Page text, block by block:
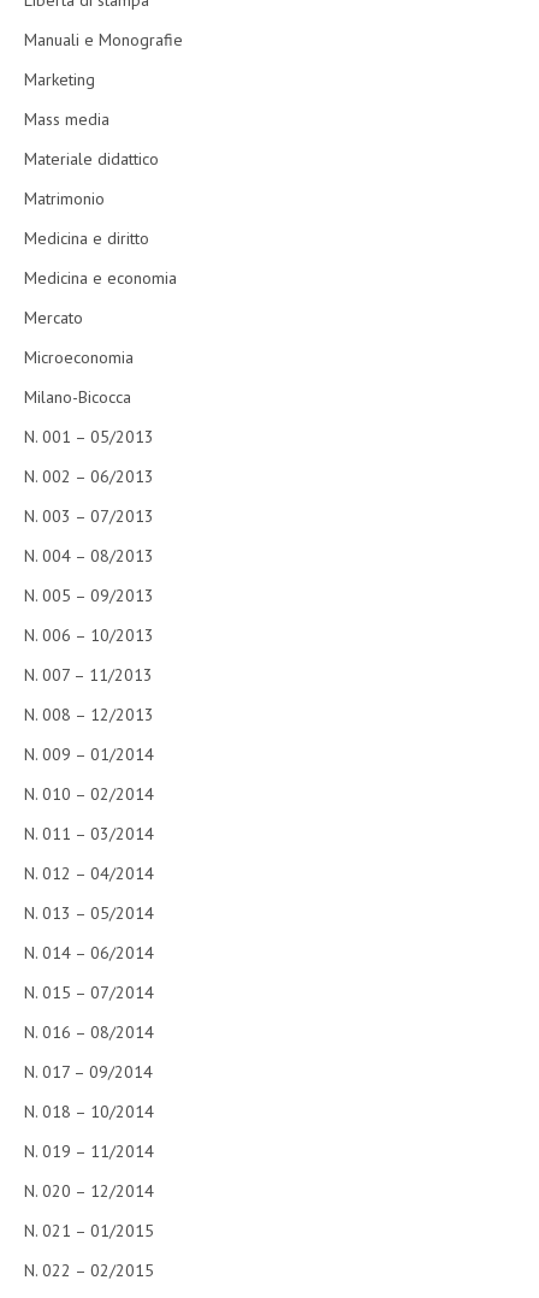
Manuali e Monografie
Marketing
Mass media
Materiale didattico
Matrimonio
Medicina e diritto
Medicina e economia
Mercato
Microeconomia
Milano-Bicocca
N. 001 – 05/2013
N. 002 – 06/2013
N. 003 – 07/2013
N. 004 – 08/2013
N. 005 – 09/2013
N. 006 – 10/2013
N. 007 – 11/2013
N. 008 – 12/2013
N. 009 – 01/2014
N. 010 – 02/2014
N. 011 – 03/2014
N. 012 – 04/2014
N. 013 – 05/2014
N. 014 – 06/2014
N. 015 – 07/2014
N. 016 – 08/2014
N. 017 – 09/2014
N. 018 – 10/2014
N. 019 – 11/2014
N. 020 – 12/2014
N. 021 – 01/2015
N. 022 – 02/2015